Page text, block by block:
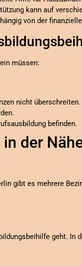
kann auf
von der
müssen:
nicht überschreiten.
befinden.
der
gibt es mehrere
geht. In